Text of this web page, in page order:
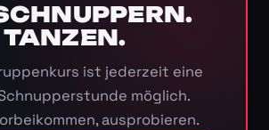
ist jederzeit eine
möglich.
ausprobieren.